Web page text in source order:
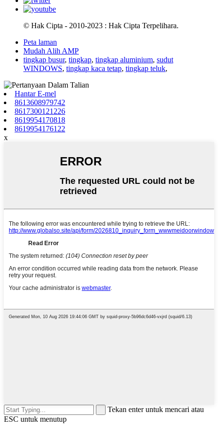
© Hak Cipta - 2010-2023 : Hak Cipta Terpelihara.
Peta laman
Mudah Alih AMP
tingkap busur, tingkap, tingkap aluminium, sudut
WINDOWS, tingkap kaca tetap, tingkap teluk,
Hantar E-mel
8613608979742
8617300121226
8619954170818
8619954176122
x
Tekan enter untuk mencari atau
ESC untuk menutup